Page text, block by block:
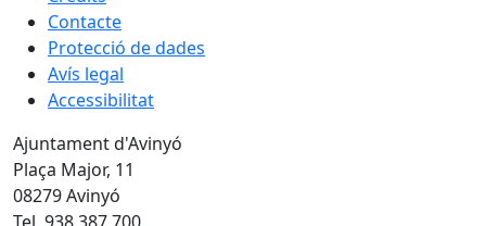
Contacte
Protecció de dades
Avís legal
Accessibilitat
Ajuntament d'Avinyó
Plaça Major, 11
08279 Avinyó